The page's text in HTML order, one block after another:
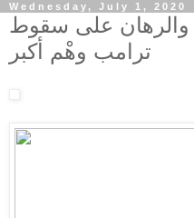
Wednesday, July 1, 2020
والرهان على سقوط
ترامب وهْم أكبر